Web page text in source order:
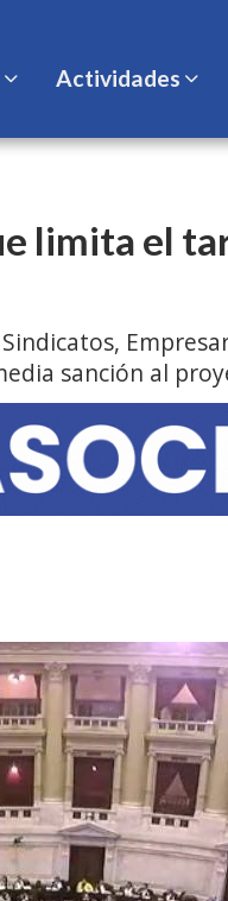
Actividades
limita el
sanción al